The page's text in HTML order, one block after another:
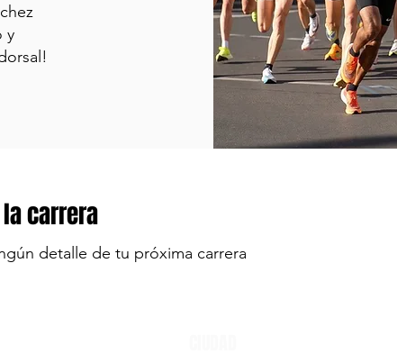
y
carrera
detalle de tu próxima carrera